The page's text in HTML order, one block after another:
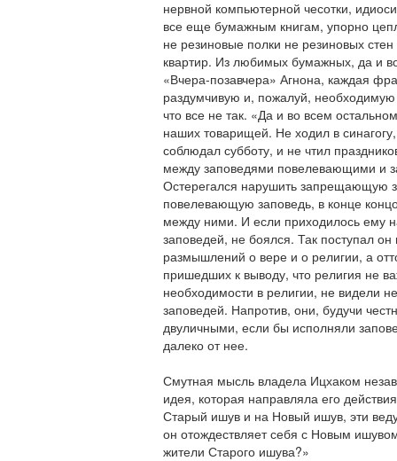
нервной компьютерной чесотки,
все еще бумажным книгам, упорно
не резиновые полки не резиновых
квартир. Из любимых бумажных, да и
«Вчера-позавчера» Агнона, каждая
раздумчивую и, пожалуй,
что все не так. «Да и во всем
наших товарищей. Не ходил в
соблюдал субботу, и не чтил
между заповедями повелевающими и
Остерегался нарушить запрещающую
повелевающую заповедь, в конце
между ними. И если приходилось ему
заповедей, не боялся. Так поступал он
размышлений о вере и о религии, а
пришедших к выводу, что религия не
необходимости в религии, не видели
заповедей. Напротив, они, будучи
двуличными, если бы исполняли
далеко от нее.
Смутная мысль владела Ицхаком
идея, которая направляла его
Старый ишув и на Новый ишув, эти
он отождествляет себя с Новым
жители Старого ишува?»